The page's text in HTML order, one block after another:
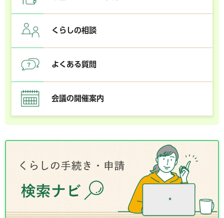
くらしの相談
よくある質問
会議の開催案内